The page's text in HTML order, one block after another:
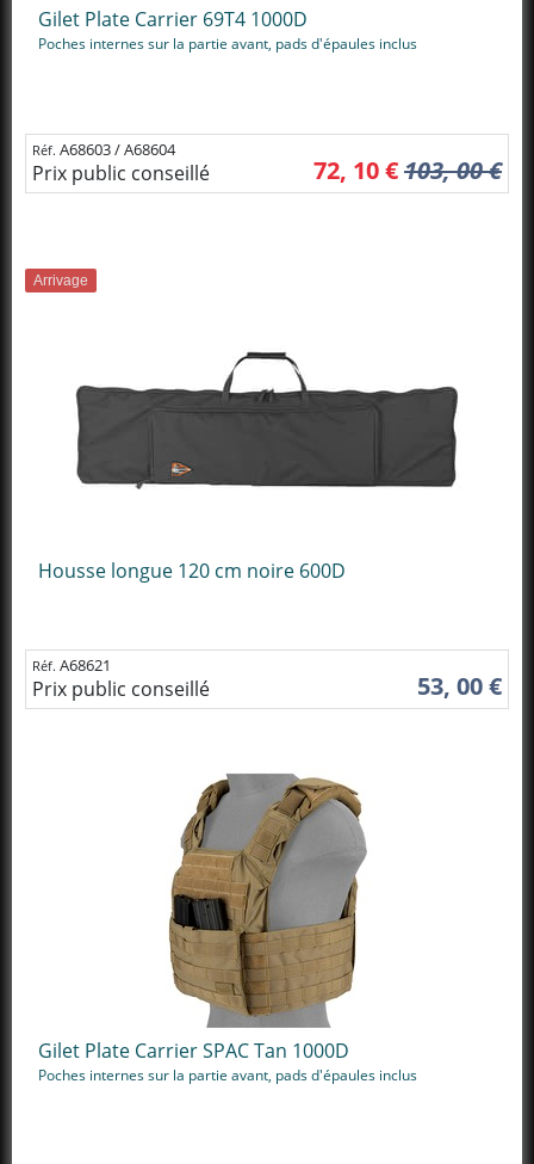
Gilet Plate Carrier 69T4 1000D
Poches internes sur la partie avant, pads d'épaules inclus
Réf. A68603 / A68604
Prix public conseillé 103, 00 €
72, 10 €
Arrivage
Housse longue 120 cm noire 600D
Réf. A68621
Prix public conseillé 53, 00 €
Gilet Plate Carrier SPAC Tan 1000D
Poches internes sur la partie avant, pads d'épaules inclus